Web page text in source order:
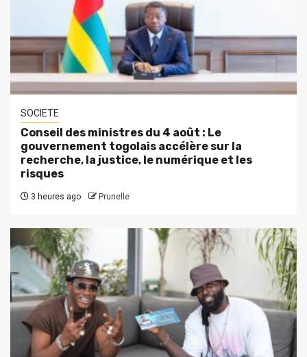
SOCIETE
Conseil des ministres du 4 août : Le
gouvernement togolais accélère sur la
recherche, la justice, le numérique et les
risques
3 heures ago Prunelle